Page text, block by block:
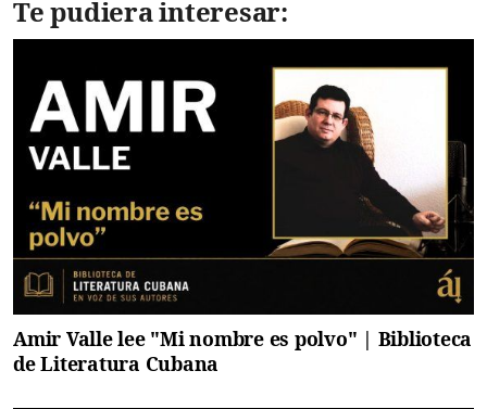
Te pudiera interesar:
Amir Valle lee "Mi nombre es polvo" | Biblioteca
de Literatura Cubana